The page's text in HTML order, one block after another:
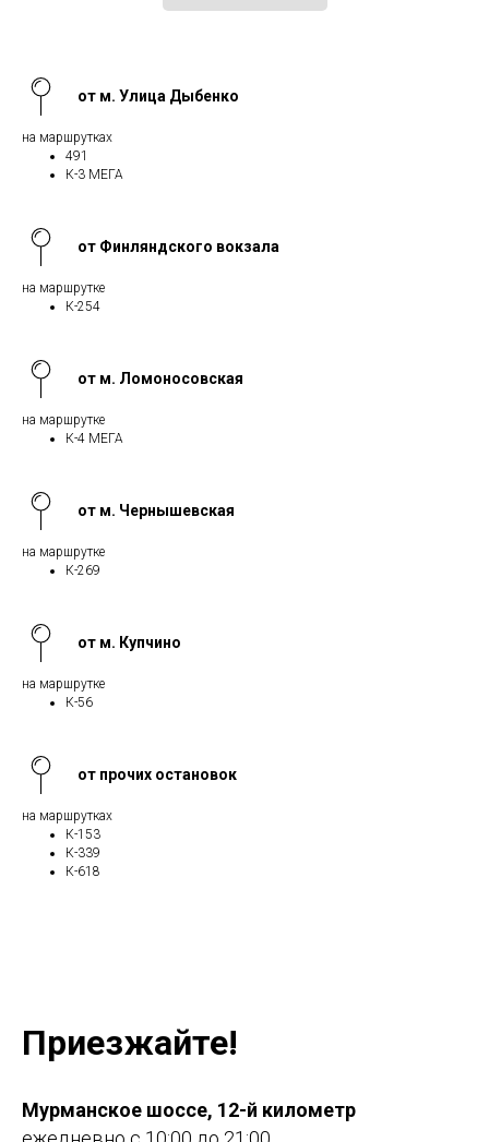
от м. Улица Дыбенко
на маршрутках
491
К-3 МЕГА
от Финляндского вокзала
на маршрутке
К-254
от м. Ломоносовская
на маршрутке
К-4 МЕГА
от м. Чернышевская
на маршрутке
К-269
от м. Купчино
на маршрутке
К-56
от прочих остановок
на маршрутках
К-153
К-339
К-618
Приезжайте!
Мурманское шоссе, 12-й километр